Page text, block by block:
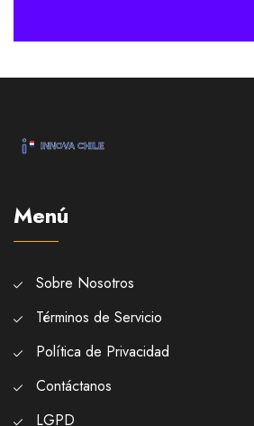
Menú
Sobre Nosotros
Términos de Servicio
Política de Privacidad
Contáctanos
LGPD